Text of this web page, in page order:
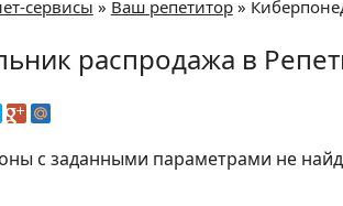
сервисы » Ваш репетитор»
распродажа в
с заданными параметрами не